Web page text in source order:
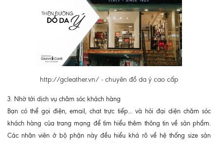
http://gcleather.vn/ - chuyên đồ da ý cao cấp
3. Nhờ tới dịch vụ chăm sóc khách hàng
Bạn có thể gọi điện, email, chat trực tiếp... và hỏi đại diện chăm sóc
khách hàng của trang mạng để tìm hiểu thêm thông tin về sản phẩm.
Các nhân viên ở bộ phận này đều hiểu khá rõ về hệ thống size sản